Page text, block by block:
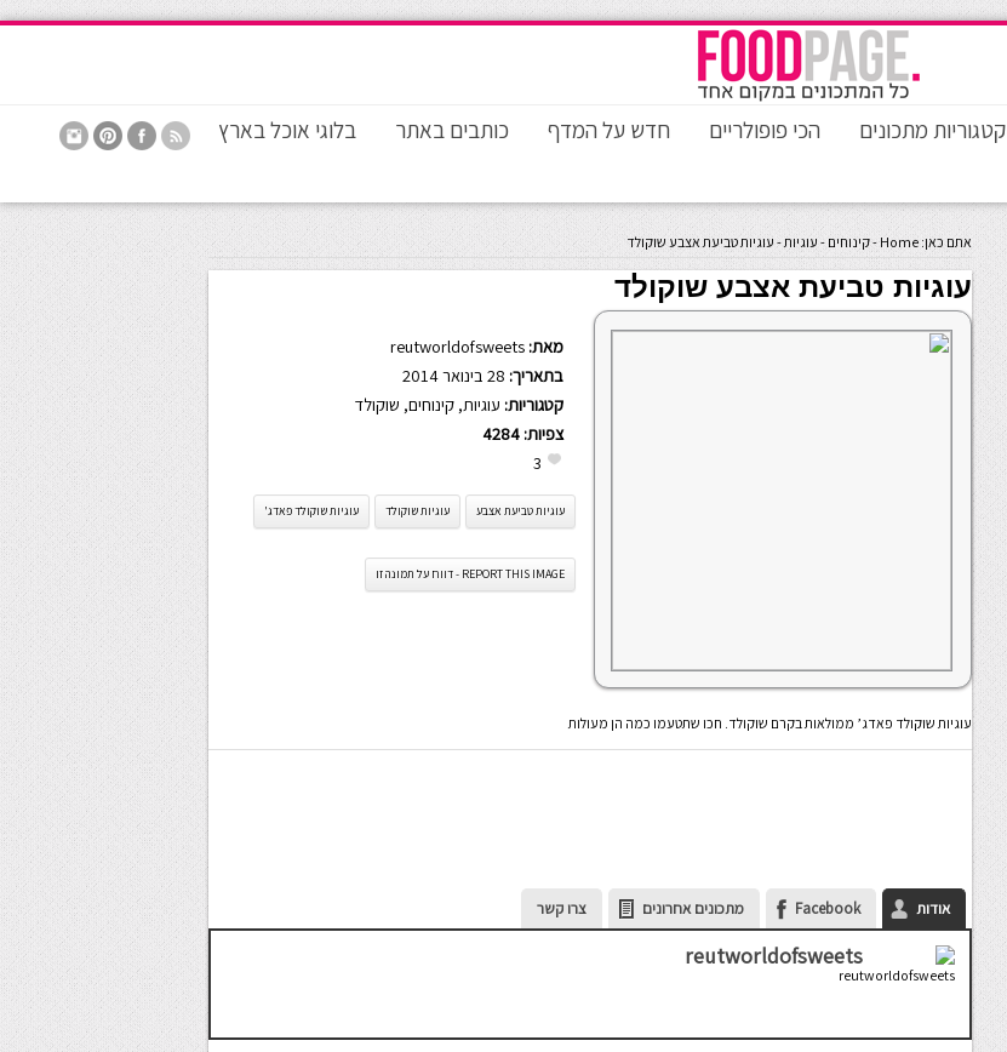
קטגוריות מתכונים הכי פופולריים חדש על המדף כותבים באתר בלוגי אוכל בארץ
אתם כאן: Home
-קינוחים - עוגיות- עוגיות טביעת אצבע שוקולד
עוגיות טביעת אצבע שוקולד
מאת: reutworldofsweets
בתאריך:
קטגוריות: עוגיות, קינוחים, שוקולד
צפיות: 4284
3
עוגיות טביעת אצבע עוגיות שוקולד עוגיות שוקולד פאדג'
REPORT THIS IMAGE - דווח על תמונה זו
עוגיות שוקולד פאדג’ ממולאות בקרם שוקולד. חכו שתטעמו כמה הן מעולות
אודות Facebook מתכונים אחרונים צרו קשר
reutworldofsweets